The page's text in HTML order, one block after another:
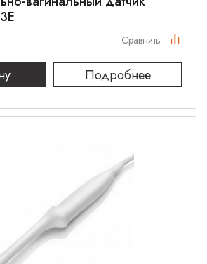
Подробнее
Сравнить